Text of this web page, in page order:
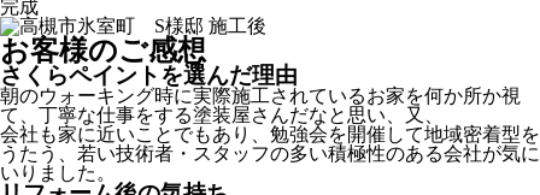
完成
お客様のご感想
さくらペイントを選んだ理由
朝のウォーキング時に実際施工されているお家を何か所か視
て、丁寧な仕事をする塗装屋さんだなと思い、又、
会社も家に近いことでもあり、勉強会を開催して地域密着型を
うたう、若い技術者・スタッフの多い積極性のある会社が気に
いりました。